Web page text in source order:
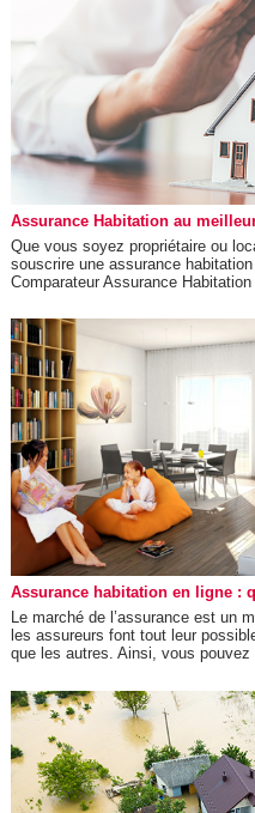
Assurance Habitation au
Que vous soyez propriétaire ou
souscrire une assurance
Comparateur Assurance
Assurance habitation en ligne :
Le marché de l’assurance est un
les assureurs font tout leur
que les autres. Ainsi, vous pouvez